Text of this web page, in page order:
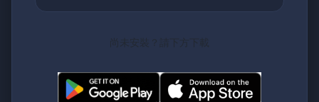
尚未安裝？請下方下載